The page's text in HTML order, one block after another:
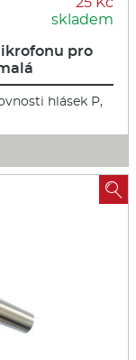
skladem
pro
hlásek P,
